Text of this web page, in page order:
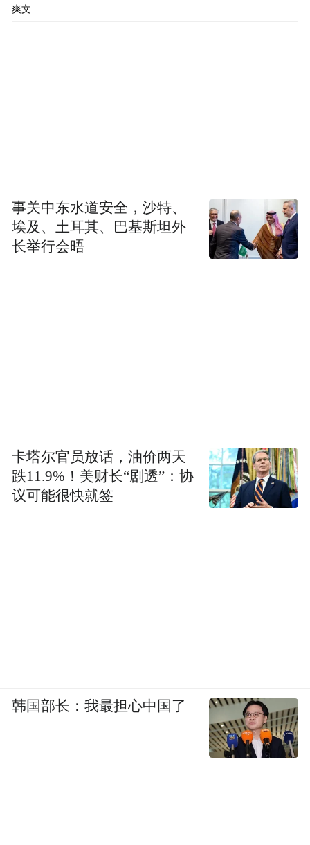
爽文
事关中东水道安全，沙特、
埃及、土耳其、巴基斯坦外
长举行会晤
卡塔尔官员放话，油价两天
跌11.9%！美财长“剧透”：协
议可能很快就签
韩国部长：我最担心中国了